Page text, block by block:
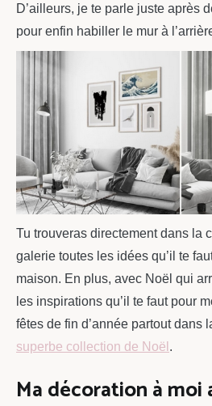
D’ailleurs, je te parle juste après
pour enfin habiller le mur à
Tu trouveras directement dans la
galerie toutes les idées qu’il te
maison. En plus, avec Noël qui
les inspirations qu’il te faut pour
fêtes de fin d’année partout dans
superbe collection de Noël .
Ma décoration à moi